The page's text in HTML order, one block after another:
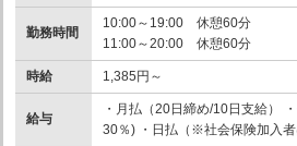
勤務時間
10:00～19:00 休憩60分
11:00～20:00 休憩60分
時給 1,385円～
給与
・月払（20日締め/10日支給）
30％) ・日払（※社会保険加入者